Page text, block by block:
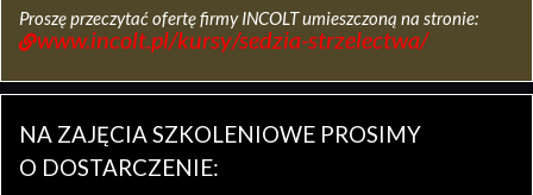
Proszę przeczytać ofertę firmy INCOLT umieszczoną na stronie:
www.incolt.pl/kursy/sedzia-strzelectwa/
NA ZAJĘCIA SZKOLENIOWE PROSIMY
O DOSTARCZENIE: